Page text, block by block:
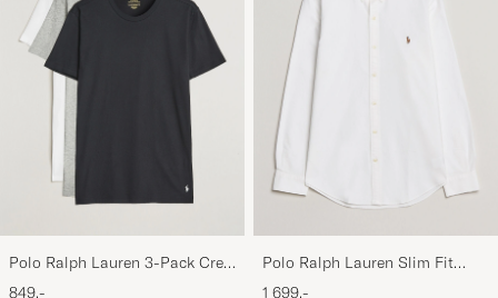
MARCO S KJØPTE PÅ CAREOFCARL.DE
Perfekt ! Passa som en Smäck 👌
KJØPTE PÅ CAREOFCARL.SE
Snygga och sköna kalsonger!
Rekommenderar helt klart! Tack för utbud!
Polo Ralph Lauren 3-Pack Crew
Neck T-Shirt
849,-
Polo Ralph Lauren Slim Fit
Shirt Oxford White
1 699,-